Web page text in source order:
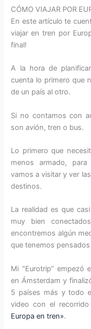
CÓMO VIAJAR POR
En este artículo te
viajar en tren por
final!
A la hora de
cuenta lo primero que
de un país al otro.
Si no contamos con
son avión, tren o bus.
Lo primero que
menos armado,
vamos a visitar y ver
destinos.
La realidad es que
muy bien
encontremos algún
que tenemos
Mi “Eurotrip” empezó
en Ámsterdam y
5 países más y todo
video con el
Europa en tren».